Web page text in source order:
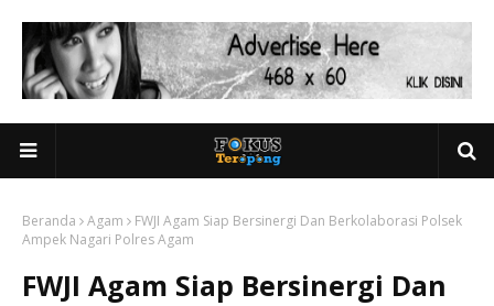
Beranda Agam
FWJI Agam Siap Bersinergi Dan Berkolaborasi Polsek
Ampek Nagari Polres Agam
FWJI Agam Siap Bersinergi Dan